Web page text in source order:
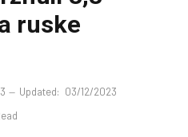
ruske
Updated: 03/12/2023